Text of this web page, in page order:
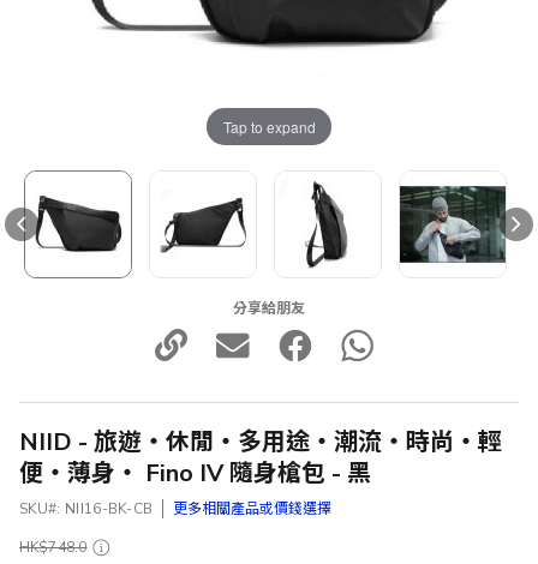
Tap to expand
分享給朋友
NIID - 旅遊‧休閒‧多用途‧潮流‧時尚‧輕
便‧薄身‧ Fino IV 隨身槍包 - 黑
SKU NII16-BK-CB
更多相關產品或價錢選擇
HK$748.0